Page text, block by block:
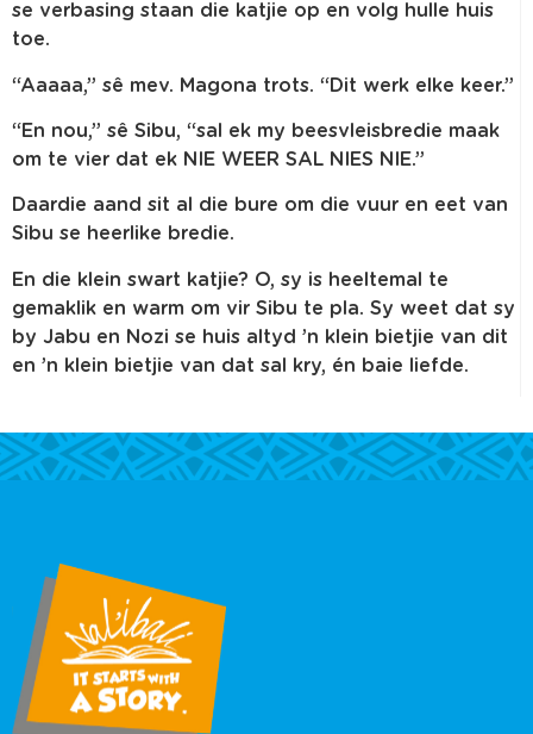
se verbasing staan die katjie op en volg hulle huis
toe.
“Aaaaa,” sê mev. Magona trots. “Dit werk elke keer.”
“En nou,” sê Sibu, “sal ek my beesvleisbredie maak
om te vier dat ek NIE WEER SAL NIES NIE.”
Daardie aand sit al die bure om die vuur en eet van
Sibu se heerlike bredie.
En die klein swart katjie? O, sy is heeltemal te
gemaklik en warm om vir Sibu te pla. Sy weet dat sy
by Jabu en Nozi se huis altyd ’n klein bietjie van dit
en ’n klein bietjie van dat sal kry, én baie liefde.